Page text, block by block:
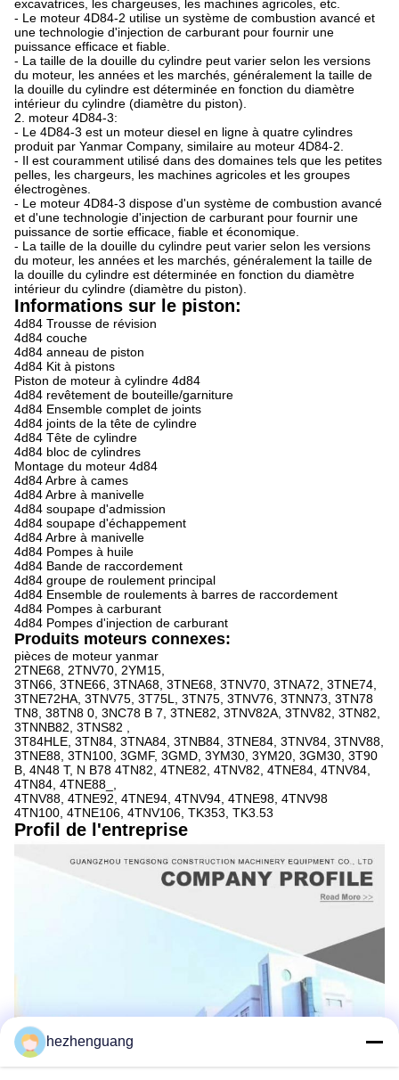
excavatrices, les chargeuses, les machines agricoles, etc.
- Le moteur 4D84-2 utilise un système de combustion avancé et
une technologie d'injection de carburant pour fournir une
puissance efficace et fiable.
- La taille de la douille du cylindre peut varier selon les versions
du moteur, les années et les marchés, généralement la taille de
la douille du cylindre est déterminée en fonction du diamètre
intérieur du cylindre (diamètre du piston).
2. moteur 4D84-3:
- Le 4D84-3 est un moteur diesel en ligne à quatre cylindres
produit par Yanmar Company, similaire au moteur 4D84-2.
- Il est couramment utilisé dans des domaines tels que les petites
pelles, les chargeurs, les machines agricoles et les groupes
électrogènes.
- Le moteur 4D84-3 dispose d'un système de combustion avancé
et d'une technologie d'injection de carburant pour fournir une
puissance de sortie efficace, fiable et économique.
- La taille de la douille du cylindre peut varier selon les versions
du moteur, les années et les marchés, généralement la taille de
la douille du cylindre est déterminée en fonction du diamètre
intérieur du cylindre (diamètre du piston).
Informations sur le piston:
4d84 Trousse de révision
4d84 couche
4d84 anneau de piston
4d84 Kit à pistons
Piston de moteur à cylindre 4d84
4d84 revêtement de bouteille/garniture
4d84 Ensemble complet de joints
4d84 joints de la tête de cylindre
4d84 Tête de cylindre
4d84 bloc de cylindres
Montage du moteur 4d84
4d84 Arbre à cames
4d84 Arbre à manivelle
4d84 soupape d'admission
4d84 soupape d'échappement
4d84 Arbre à manivelle
4d84 Pompes à huile
4d84 Bande de raccordement
4d84 groupe de roulement principal
4d84 Ensemble de roulements à barres de raccordement
4d84 Pompes à carburant
4d84 Pompes d'injection de carburant
Produits moteurs connexes:
pièces de moteur yanmar
2TNE68, 2TNV70, 2YM15,
3TN66, 3TNE66, 3TNA68, 3TNE68, 3TNV70, 3TNA72, 3TNE74,
3TNE72HA, 3TNV75, 3T75L, 3TN75, 3TNV76, 3TNN73, 3TN78
TN8, 38TN8 0, 3NC78 B 7, 3TNE82, 3TNV82A, 3TNV82, 3TN82,
3TNNB82, 3TNS82 ,
3T84HLE, 3TN84, 3TNA84, 3TNB84, 3TNE84, 3TNV84, 3TNV88,
3TNE88, 3TN100, 3GMF, 3GMD, 3YM30, 3YM20, 3GM30, 3T90
B, 4N48 T, N B78 4TN82, 4TNE82, 4TNV82, 4TNE84, 4TNV84,
4TN84, 4TNE88_,
4TNV88, 4TNE92, 4TNE94, 4TNV94, 4TNE98, 4TNV98
4TN100, 4TNE106, 4TNV106, TK353, TK3.53
Profil de l'entreprise
hezhenguang